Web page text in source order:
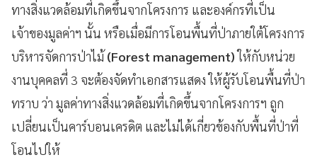
ทางสิ่งแวดล้อมที่เกิดขึ้นจากโครงการ และองค์กรที่เป็น
เจ้าของมูลค่าฯ นั้น หรือเมื่อมีการโอนพื้นที่ป่าภายใต้โครงการ
บริหารจัดการป่าไม้(Forest management)ให้กับหน่วย
งานบุคคลที่ 3 จะต้องจัดทำเอกสารแสดง ให้ผู้รับโอนพื้นที่ป่า
ทราบ ว่า มูลค่าทางสิ่งแวดล้อมที่เกิดขึ้นจากโครงการฯ ถูก
เปลี่ยนเป็นคาร์บอนเครดิต และไม่ได้เกี่ยวข้องกับพื้นที่ป่าที่
โอนไปให้